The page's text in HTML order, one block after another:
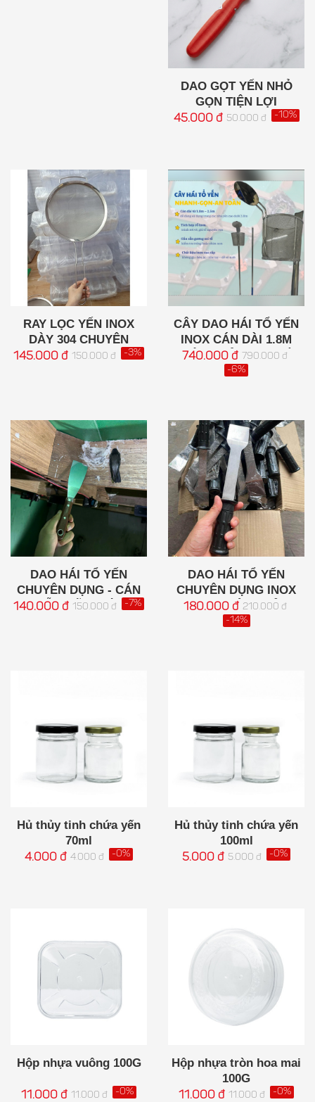
DAO GỌT YẾN NHỎ
GỌN TIỆN LỢI
45.000 đ 50.000 đ -10%
RAY LỌC YẾN INOX
DÀY 304 CHUYÊN
DỤNG
145.000 đ 150.000 đ -3%
CÂY DAO HÁI TỔ YẾN
INOX CÁN DÀI 1.8M
HIỆU QUẢ CHO NHÀ
YẾN
740.000 đ 790.000 đ
-6%
DAO HÁI TỔ YẾN
CHUYÊN DỤNG - CÁN
GỖ LƯỠI THÉP
140.000 đ 150.000 đ -7%
DAO HÁI TỔ YẾN
CHUYÊN DỤNG INOX
304 KHÔNG GỈ
180.000 đ 210.000 đ
-14%
Hủ thủy tinh chứa yến
70ml
4.000 đ 4.000 đ -0%
Hủ thủy tinh chứa yến
100ml
5.000 đ 5.000 đ -0%
Hộp nhựa vuông 100G
11.000 đ 11.000 đ -0%
Hộp nhựa tròn hoa mai
100G
11.000 đ 11.000 đ -0%